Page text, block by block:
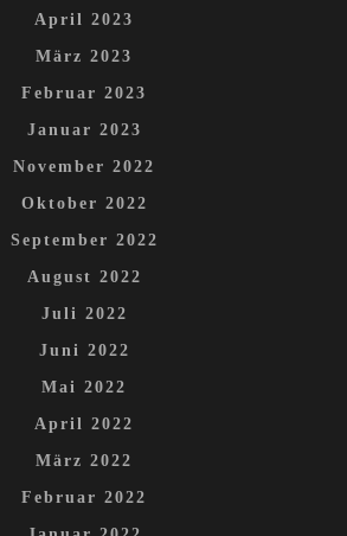
April 2023
März 2023
Februar 2023
Januar 2023
November 2022
Oktober 2022
September 2022
August 2022
Juli 2022
Juni 2022
Mai 2022
April 2022
März 2022
Februar 2022